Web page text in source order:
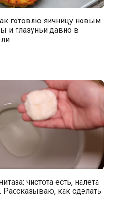
готовлю яичницу новым
и глазуньи давно в
чистота есть, налета
как сделать